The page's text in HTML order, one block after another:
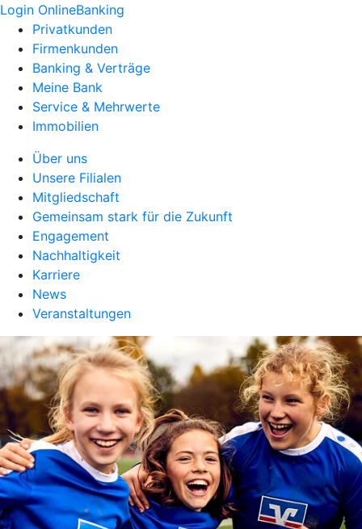
Login OnlineBanking
Privatkunden
Firmenkunden
Banking & Verträge
Meine Bank
Service & Mehrwerte
Immobilien
Über uns
Unsere Filialen
Mitgliedschaft
Gemeinsam stark für die Zukunft
Engagement
Nachhaltigkeit
Karriere
News
Veranstaltungen